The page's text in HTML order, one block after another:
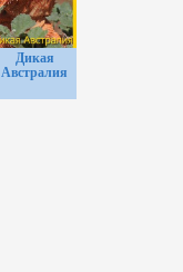
Дикая
Австралия